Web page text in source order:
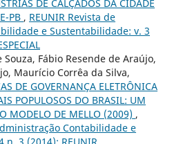
DE CALÇADOS DA CIDADE
PB , REUNIR Revista de
e Sustentabilidade: v. 3
Souza, Fábio Resende de Araújo,
Maurício Corrêa da Silva,
DE GOVERNANÇA ELETRÔNICA
POPULOSOS DO BRASIL: UM
MODELO DE MELLO (2009) ,
Contabilidade e